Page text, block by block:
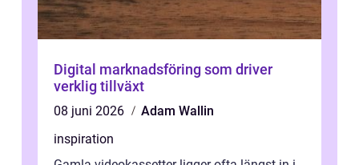
Digital marknadsföring som driver
verklig tillväxt
08 juni 2026
Adam Wallin
inspiration